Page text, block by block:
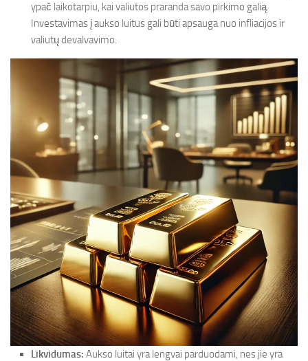
ypač laikotarpiu, kai valiutos praranda savo pirkimo galią.
Investavimas į aukso luitus gali būti apsauga nuo infliacijos ir
valiutų devalvavimo.
Likvidumas: Aukso luitai yra lengvai parduodami, nes jie yra